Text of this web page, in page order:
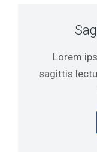
Lorem
sagittis